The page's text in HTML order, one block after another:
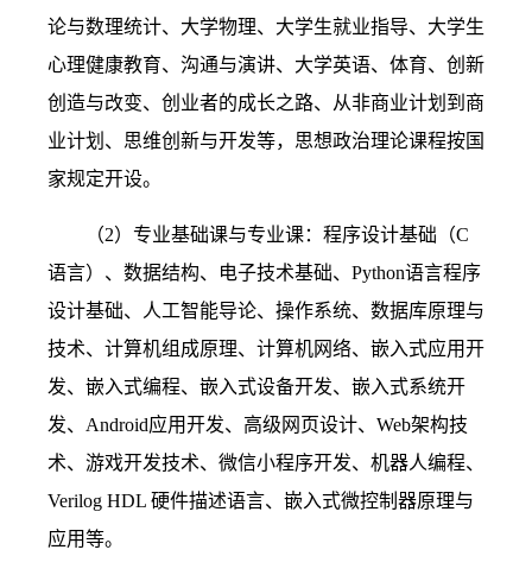
论与数理统计、大学物理、大学生就业指导、大学生
心理健康教育、沟通与演讲、大学英语、体育、创新
创造与改变、创业者的成长之路、从非商业计划到商
业计划、思维创新与开发等，思想政治理论课程按国
家规定开设。
（2）专业基础课与专业课：程序设计基础（C
语言）、数据结构、电子技术基础、 Python语言程序
设计基础、人工智能导论、操作系统、数据库原理与
技术、计算机组成原理、计算机网络、嵌入式应用开
发、嵌入式编程、嵌入式设备开发、嵌入式系统开
发、 Android应用开发、高级网页设计、 Web架构技
术、游戏开发技术、微信小程序开发、机器人编程、
Verilog HDL 硬件描述语言、嵌入式微控制器原理与
应用等。